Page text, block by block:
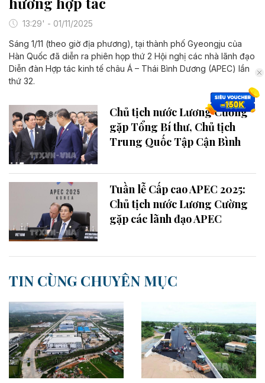
13:29' - 01/11/2025
Sáng 1/11 (theo giờ địa phương), tại thành phố Gyeongju của
Hàn Quốc đã diễn ra phiên họp thứ 2 Hội nghị các nhà lãnh đạo
Diễn đàn Hợp tác kinh tế châu Á – Thái Bình Dương (APEC) lần
thứ 32.
Chủ tịch nước Lương Cường
gặp Tổng Bí thư, Chủ tịch
Trung Quốc Tập Cận Bình
Tuần lễ Cấp cao APEC 2025:
Chủ tịch nước Lương Cường
gặp các lãnh đạo APEC
TIN CÙNG CHUYÊN MỤC